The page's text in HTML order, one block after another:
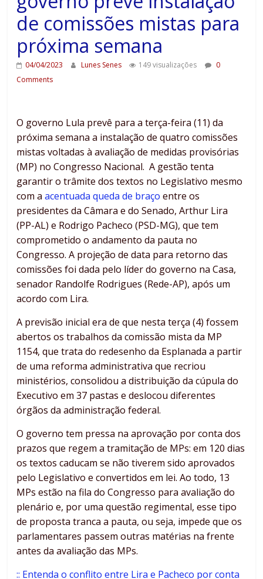
de comissões mistas para
próxima semana
04/04/2023 Lunes Senes 149 visualizações
0
Comments
O governo Lula prevê para a terça-feira (11) da
próxima semana a instalação de quatro comissões
mistas voltadas à avaliação de medidas provisórias
(MP) no Congresso Nacional. A gestão tenta
garantir o trâmite dos textos no Legislativo mesmo
com aacentuada queda de braço entre os
presidentes da Câmara e do Senado, Arthur Lira
(PP-AL) e Rodrigo Pacheco (PSD-MG), que tem
comprometido o andamento da pauta no
Congresso. A projeção de data para retorno das
comissões foi dada pelo líder do governo na Casa,
senador Randolfe Rodrigues (Rede-AP), após um
acordo com Lira.
A previsão inicial era de que nesta terça (4) fossem
abertos os trabalhos da comissão mista da MP
1154, que trata do redesenho da Esplanada a partir
de uma reforma administrativa que recriou
ministérios, consolidou a distribuição da cúpula do
Executivo em 37 pastas e deslocou diferentes
órgãos da administração federal.
O governo tem pressa na aprovação por conta dos
prazos que regem a tramitação de MPs: em 120 dias
os textos caducam se não tiverem sido aprovados
pelo Legislativo e convertidos em lei. Ao todo, 13
MPs estão na fila do Congresso para avaliação do
plenário e, por uma questão regimental, esse tipo
de proposta tranca a pauta, ou seja, impede que os
parlamentares passem outras matérias na frente
antes da avaliação das MPs.
:: Entenda o conflito entre Lira e Pacheco por conta